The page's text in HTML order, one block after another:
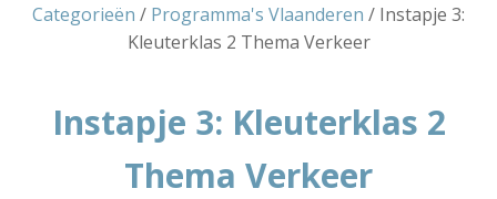
Categorieën / Programma's Vlaanderen / Instapje 3:
Kleuterklas 2 Thema Verkeer
Instapje 3: Kleuterklas 2
Thema Verkeer